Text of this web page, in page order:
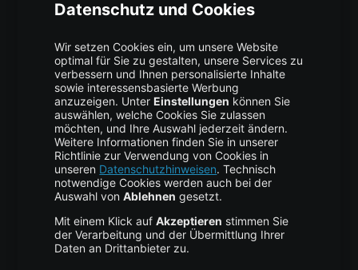
High Availability
Trust Center
Data Recovery
Backup Service
Business Hosting
Cloud Storage
Cloud Anbieter
Leitfaden & Übersicht